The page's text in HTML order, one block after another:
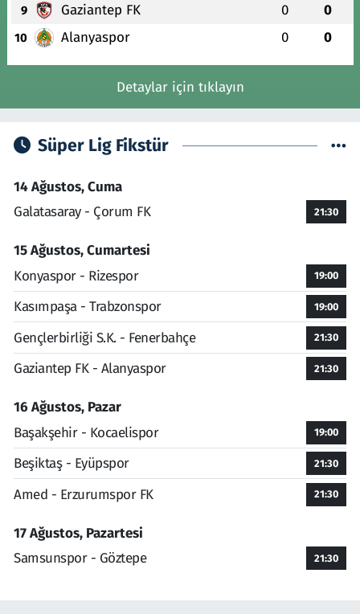
9 Gaziantep FK 0 0
10 Alanyaspor 0 0
Detaylar için tıklayın
Süper Lig Fikstür
14 Ağustos, Cuma
Galatasaray - Çorum FK
21:30
15 Ağustos, Cumartesi
Konyaspor - Rizespor
19:00
Kasımpaşa - Trabzonspor 19:00
Gençlerbirliği S.K. - Fenerbahçe 21:30
Gaziantep FK - Alanyaspor 21:30
16 Ağustos, Pazar
Başakşehir - Kocaelispor
19:00
Beşiktaş - Eyüpspor 21:30
Amed - Erzurumspor FK 21:30
17 Ağustos, Pazartesi
Samsunspor - Göztepe
21:30